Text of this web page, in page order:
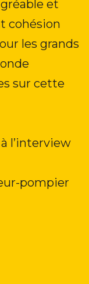
et
cohésion
les grands
sur cette
l’interview
pompier